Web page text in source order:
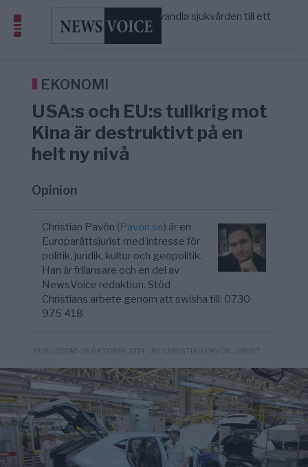
5/8
S och KD vill omvandla sjukvården till ett
geografiskt apartheidsystem
AFRIKA
Massiv anstormning till Ceuta – Misstankar
America” – Finally
EKONOMI
USA:s och EU:s tullkrig mot
Kina är destruktivt på en
helt ny nivå
Opinion
Christian Pavón (Pavon.se) är en
Europarättsjurist med intresse för
politik, juridik, kultur och geopolitik.
Han är frilansare och en del av
NewsVoice redaktion. Stöd
Christians arbete genom att swisha till: 0730
975 418
PUBLICERAD 26 OKTOBER 2024 - AV CHRISTIAN PAVÓN, JURIST